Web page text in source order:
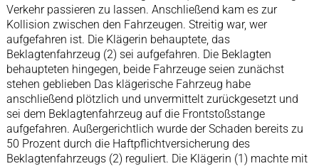
Verkehr passieren zu lassen. Anschließend kam es zur
Kollision zwischen den Fahrzeugen. Streitig war, wer
aufgefahren ist. Die Klägerin behauptete, das
Beklagtenfahrzeug (2) sei aufgefahren. Die Beklagten
behaupteten hingegen, beide Fahrzeuge seien zunächst
stehen geblieben Das klägerische Fahrzeug habe
anschließend plötzlich und unvermittelt zurückgesetzt und
sei dem Beklagtenfahrzeug auf die Frontstoßstange
aufgefahren. Außergerichtlich wurde der Schaden bereits zu
50 Prozent durch die Haftpflichtversicherung des
Beklagtenfahrzeugs (2) reguliert. Die Klägerin (1) machte mit